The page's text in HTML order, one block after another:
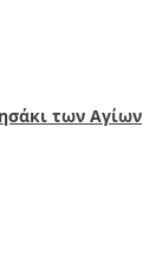
των Αγίων